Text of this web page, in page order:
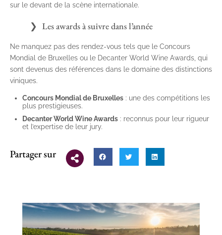
sur le devant de la scène internationale.
Les awards à suivre dans l’année
Ne manquez pas des rendez-vous tels que le Concours
Mondial de Bruxelles ou le Decanter World Wine Awards, qui
sont devenus des références dans le domaine des distinctions
viniques.
Concours Mondial de Bruxelles : une des compétitions les
plus prestigieuses.
Decanter World Wine Awards : reconnus pour leur rigueur
et l’expertise de leur jury.
Partager sur